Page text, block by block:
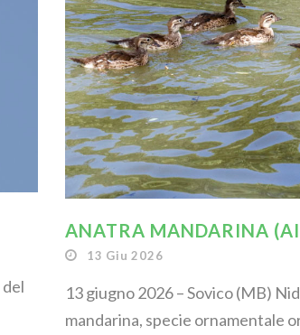
ANATRA MANDARINA
13 Giu 2026
13 giugno 2026 – Sovico (MB)
mandarina, specie ornamentale